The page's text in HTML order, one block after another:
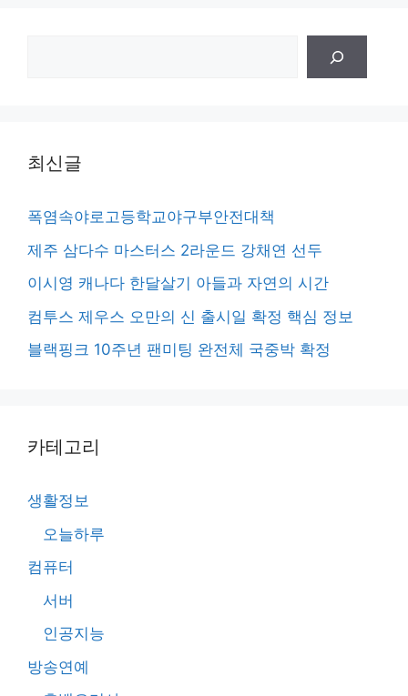
최신글
폭염속야로고등학교야구부안전대책
제주 삼다수 마스터스 2라운드 강채연 선두
이시영 캐나다 한달살기 아들과 자연의 시간
컴투스 제우스 오만의 신 출시일 확정 핵심 정보
블랙핑크 10주년 팬미팅 완전체 국중박 확정
카테고리
생활정보
오늘하루
컴퓨터
서버
인공지능
방송연예